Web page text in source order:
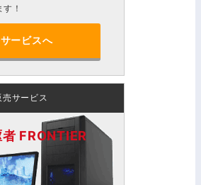
！
ービスへ
サービス
FRONTIER